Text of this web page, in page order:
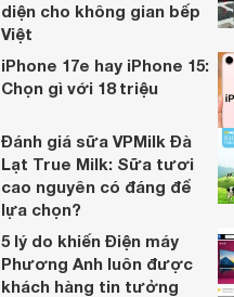
diện cho không gian bếp
Việt
iPhone 17e hay iPhone 15:
Chọn gì với 18 triệu
Đánh giá sữa VPMilk Đà
Lạt True Milk: Sữa tươi
cao nguyên có đáng để
lựa chọn?
5 lý do khiến Điện máy
Phương Anh luôn được
khách hàng tin tưởng